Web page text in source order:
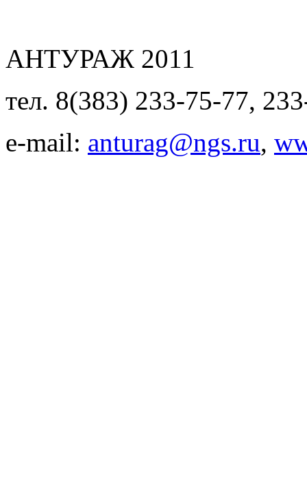
АНТУРАЖ 2011
тел. 8(383) 233-75-77,
e-mail: anturag@ngs.ru,